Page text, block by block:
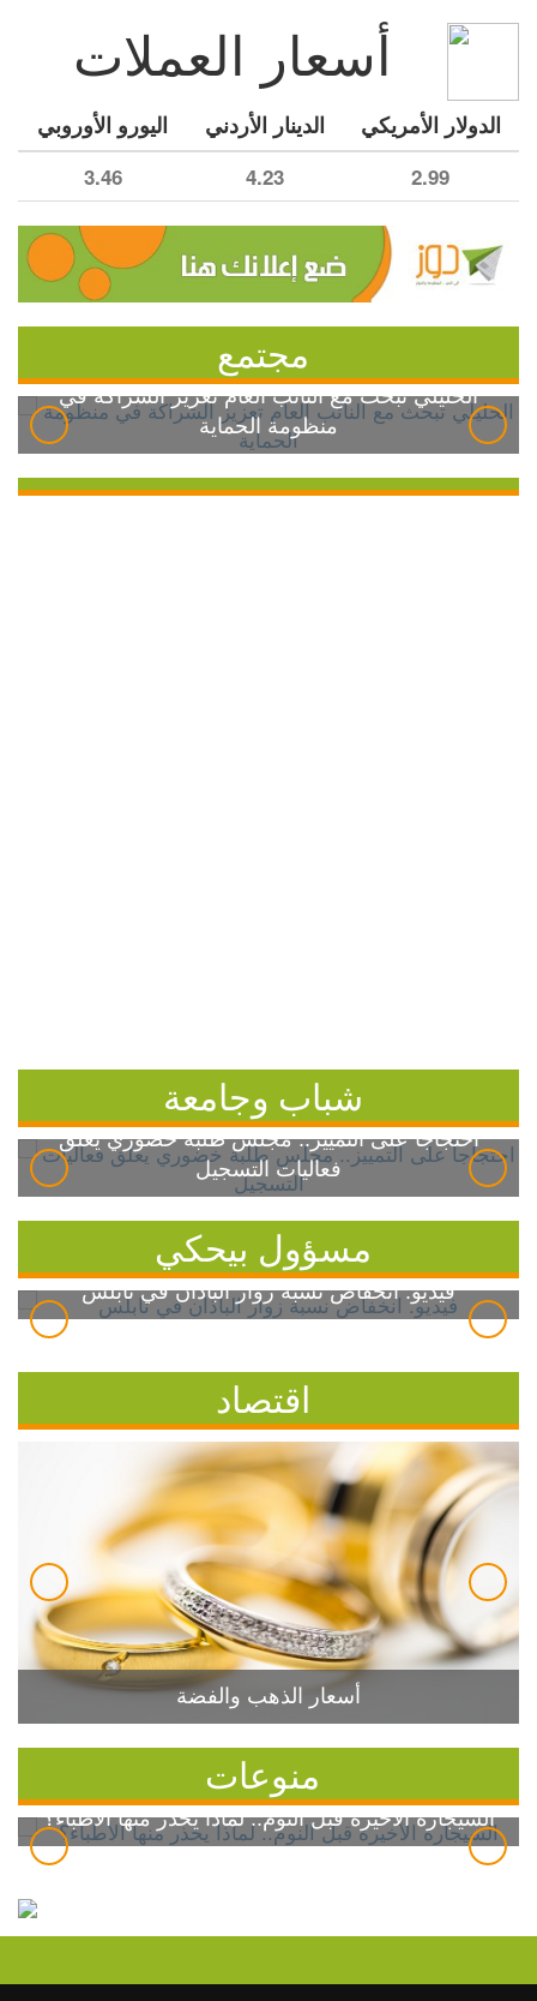
أسعار العملات
الدولار الأمريكي الدينار الأردني اليورو الأوروبي
2.99
4.23
3.46
مجتمع
الخليلي تبحث مع النائب العام تعزيز الشراكة في
منظومة الحماية
شباب وجامعة
احتجاجاً على التمييز.. مجلس طلبة خضوري يعلق
فعاليات التسجيل
مسؤول بيحكي
فيديو: انخفاض نسبة زوار الباذان في نابلس
اقتصاد
أسعار الذهب والفضة
منوعات
السيجارة الأخيرة قبل النوم.. لماذا يحذر منها الأطباء؟